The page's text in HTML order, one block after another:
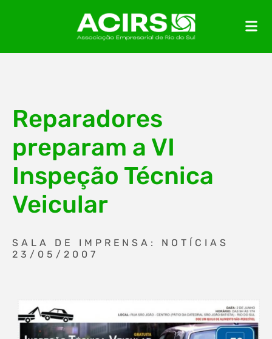
Reparadores
preparam a VI
Inspeção Técnica
Veicular
SALA DE IMPRENSA: NOTÍCIAS
23/05/2007